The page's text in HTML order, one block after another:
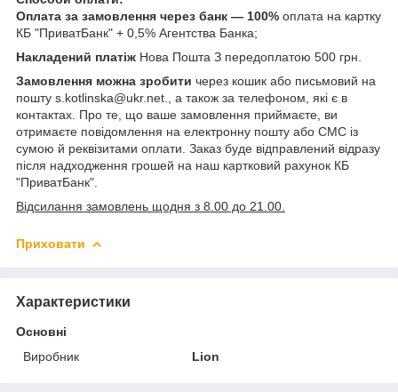
Оплата за замовлення через банк — 100% оплата на картку
КБ "ПриватБанк" + 0,5% Агентства Банка;
Накладений платіж Нова Пошта З передоплатою 500 грн.
Замовлення можна зробити через кошик або письмовий на
пошту s.kotlinska@ukr.net., а також за телефоном, які є в
контактах. Про те, що ваше замовлення приймаєте, ви
отримаєте повідомлення на електронну пошту або СМС із
сумою й реквізитами оплати. Заказ буде відправлений відразу
після надходження грошей на наш картковий рахунок КБ
"ПриватБанк".
Відсилання замовлень щодня з 8.00 до 21.00.
Приховати
Характеристики
Основні
Виробник
Lion